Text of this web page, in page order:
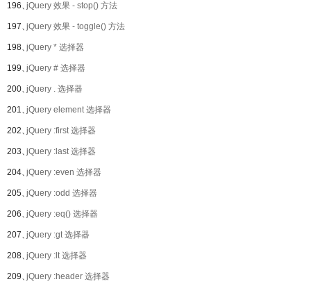
196、jQuery 效果 - stop() 方法
197、jQuery 效果 - toggle() 方法
198、jQuery * 选择器
199、jQuery # 选择器
200、jQuery . 选择器
201、jQuery element 选择器
202、jQuery :first 选择器
203、jQuery :last 选择器
204、jQuery :even 选择器
205、jQuery :odd 选择器
206、jQuery :eq() 选择器
207、jQuery :gt 选择器
208、jQuery :lt 选择器
209、jQuery :header 选择器